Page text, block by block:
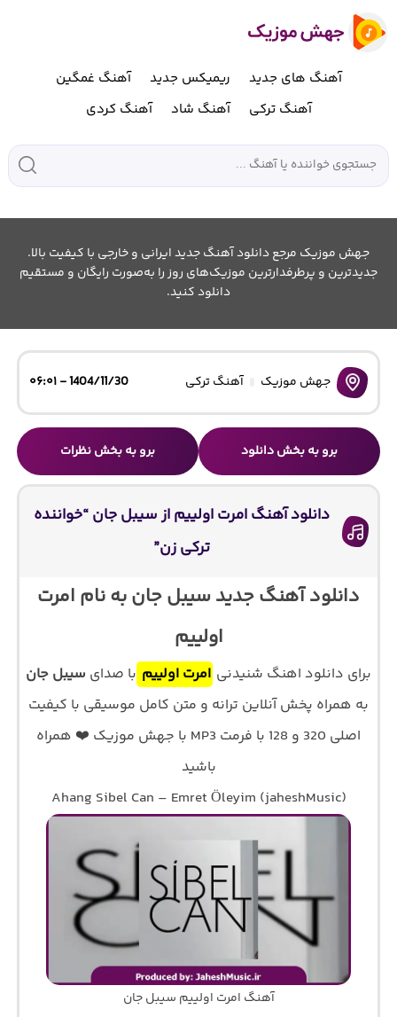
آهنگ های جدید ریمیکس جدید
آهنگ غمگین
آهنگ ترکی
آهنگ شاد آهنگ کردی
جهش موزیک مرجع دانلود آهنگ جدید ایرانی و خارجی با کیفیت بالا.
جدیدترین و پرطرفدارترین موزیک‌های روز را به‌صورت رایگان و مستقیم
دانلود کنید.
جهش موزیک آهنگ ترکی 1404/11/30 - ۰۶:۰۱
برو به بخش دانلود برو به بخش نظرات
دانلود آهنگ امرت اولییم از سیبل جان “خواننده
ترکی زن”
دانلود آهنگ جدید سیبل جان به نام امرت
اولییم
برای دانلود اهنگ شنیدنی امرت اولییم با صدای سیبل جان
به همراه پخش آنلاین ترانه و متن کامل موسیقی با کیفیت
اصلی 320 و 128 با فرمت MP3 با جهش موزیک ❤️ همراه
باشید
Ahang Sibel Can – Emret Öleyim (jaheshMusic)
آهنگ امرت اولییم سیبل جان